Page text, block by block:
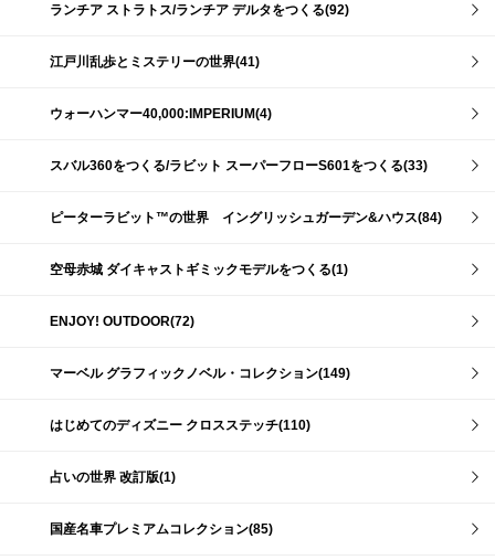
ランチア ストラトス/ランチア デルタをつくる(92)
江戸川乱歩とミステリーの世界(41)
ウォーハンマー40,000:IMPERIUM(4)
スバル360をつくる/ラビット スーパーフローS601をつくる(33)
ピーターラビット™の世界 イングリッシュガーデン&ハウス(84)
空母赤城 ダイキャストギミックモデルをつくる(1)
ENJOY! OUTDOOR(72)
マーベル グラフィックノベル・コレクション(149)
はじめてのディズニー クロスステッチ(110)
占いの世界 改訂版(1)
国産名車プレミアムコレクション(85)